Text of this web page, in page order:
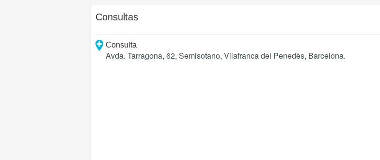
Consultas
Consulta
Avda. Tarragona, 62, Semisotano, Vilafranca del Penedès, Barcelona.